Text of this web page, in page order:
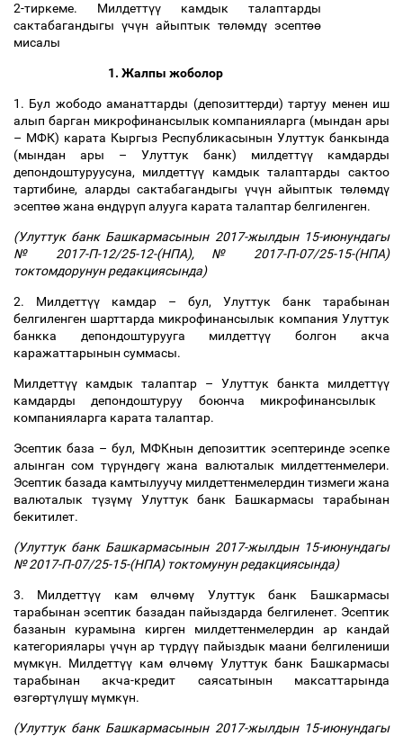
2-тиркеме. Милдеттүү камдык талаптарды
сактабагандыгы үчүн айыптык төлөмдү эсептөө
мисалы
1. Жалпы жоболор
1. Бул жободо аманаттарды (депозиттерди) тартуу менен иш
алып барган микрофинансылык компанияларга (мындан ары
– МФК) карата Кыргыз Республикасынын Улуттук банкында
(мындан ары – Улуттук банк) милдеттүү камдарды
депондоштуруусуна, милдеттүү камдык талаптарды сактоо
тартибине, аларды сактабагандыгы үчүн айыптык төлөмдү
эсептөөжана өндүрүп алууга карата талаптар белгиленген.
(Улуттук банк Башкармасынын 2017-жылдын 15-июнундагы
№ 2017-П-12/25-12-(НПА), № 2017-П-07/25-15-(НПА)
токтомдорунун редакциясында)
2. Милдеттүү камдар – бул, Улуттук банк тарабынан
белгиленген шарттарда микрофинансылык компания Улуттук
банкка депондоштурууга милдеттүү болгон акча
каражаттарынын суммасы.
Милдеттүү камдык талаптар – Улуттук банкта милдеттүү
камдарды депондоштуруу боюнча микрофинансылык
компанияларга карата талаптар.
Эсептик база – бул, МФКнын депозиттик эсептеринде эсепке
алынган сом түрүндөгүжана валюталык милдеттенмелери.
Эсептик базада камтылуучу милдеттенмелердин тизмеги жана
валюталык түзүмүУлуттук банк Башкармасы тарабынан
бекитилет.
(Улуттук банк Башкармасынын 2017-жылдын 15-июнундагы
№ 2017-П-07/25-15-(НПА) токтомунун редакциясында)
3. Милдеттүү камөлчөмү Улуттук банк Башкармасы
тарабынан эсептик базадан пайыздарда белгиленет. Эсептик
базанын курамына кирген милдеттенмелердин ар кандай
категориялары үчүн ар түрдүү пайыздык маани белгилениши
мүмкүн. Милдеттүү камөлчөмү Улуттук банк Башкармасы
тарабынан акча-кредит саясатынын максаттарында
өзгөртүлүшү мүмкүн.
(Улуттук банк Башкармасынын 2017-жылдын 15-июнундагы